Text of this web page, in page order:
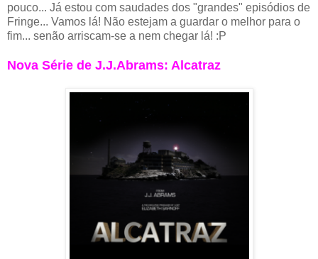
pouco... Já estou com saudades dos "grandes" episódios de
Fringe... Vamos lá! Não estejam a guardar o melhor para o
fim... senão arriscam-se a nem chegar lá! :P
Nova Série de J.J.Abrams: Alcatraz